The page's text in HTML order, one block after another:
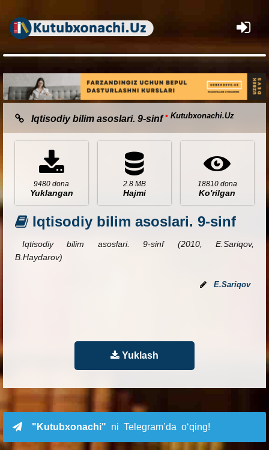
×
Iqtisodiy bilim asoslari. 9-sinf• Kutubxonachi.Uz
9480 dona
Yuklangan
2.8 MB
Hajmi
18810 dona
Ko'rilgan
Iqtisodiy bilim asoslari. 9-sinf
Iqtisodiy bilim asoslari. 9-sinf (2010, E.Sariqov,
B.Haydarov)
E.Sariqov
Yuklash
"Kutubxonachi" ni Telegram’da o‘qing!